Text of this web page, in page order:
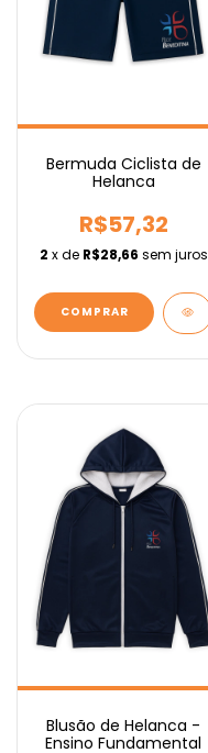
Bermuda Ciclista de
Helanca
R$57,32
2 x de R$28,66 sem juros
COMPRAR
Blusão de Helanca -
Ensino Fundamental